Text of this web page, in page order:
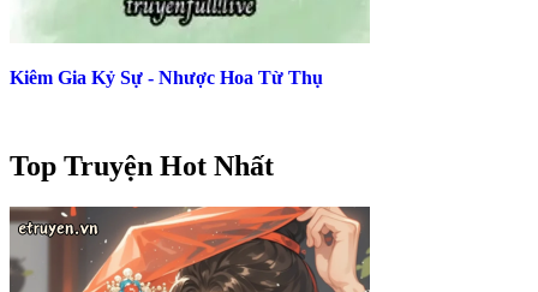
Kiêm Gia Kỷ Sự - Nhược Hoa Từ Thụ
Top Truyện Hot Nhất